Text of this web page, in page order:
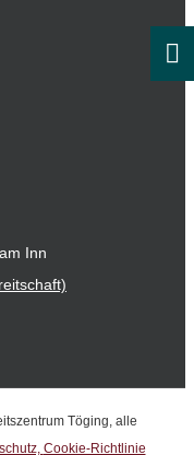
Inn
Töging, alle
Cookie-Richtlinie